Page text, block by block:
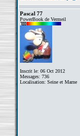
Pascal 77
PowerBook de Vermeil
Inscrit le: 06 Oct 2012
Messages: 736
Localisation: Seine et Marne